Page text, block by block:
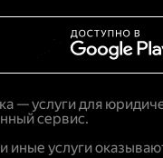
— услуги для
сервис.
иные услуги